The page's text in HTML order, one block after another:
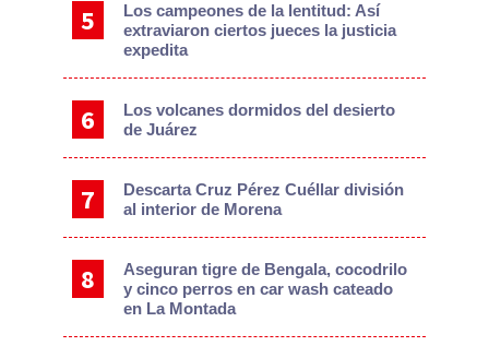
Los campeones de la lentitud: Así
extraviaron ciertos jueces la justicia
expedita
Los volcanes dormidos del desierto
de Juárez
Descarta Cruz Pérez Cuéllar división
al interior de Morena
Aseguran tigre de Bengala, cocodrilo
y cinco perros en car wash cateado
en La Montada